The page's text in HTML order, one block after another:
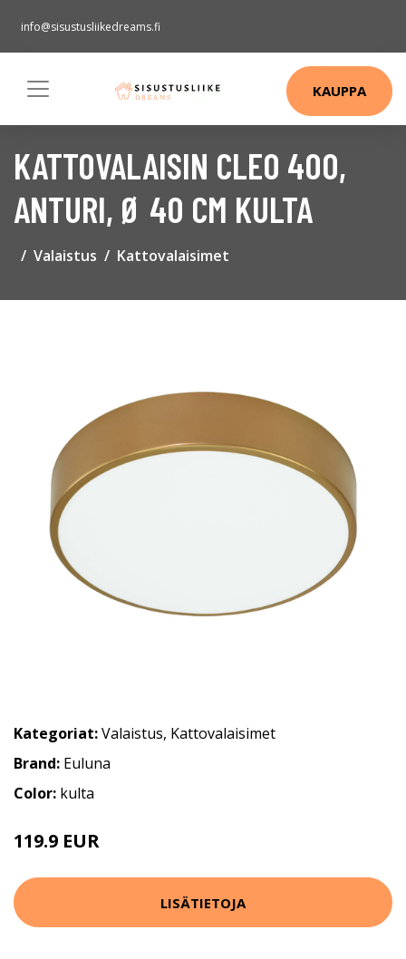
info@sisustusliikedreams.fi
KAUPPA
KATTOVALAISIN CLEO 400,
ANTURI, Ø 40 CM KULTA
Valaistus Kattovalaisimet
Kategoriat:Valaistus, Kattovalaisimet
Brand: Euluna
Color: kulta
119.9 EUR
LISÄTIETOJA